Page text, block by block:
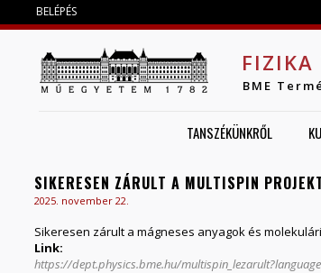
BELÉPÉS
FIZIKA
BME
TANSZÉKÜNKRŐL
SIKERESEN ZÁRULT A MULTISPIN
2025. november 22.
Sikeresen zárult a mágneses anyagok és
Link:
https://dept.physics.bme.hu/